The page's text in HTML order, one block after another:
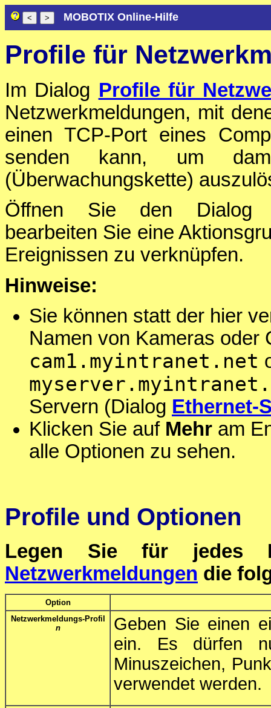
MOBOTIX Online-Hilfe
Profile für
Im Dialog Profile für
Netzwerkmeldungen, mit
einen TCP-Port eines
senden kann, um
(Überwachungskette)
Öffnen Sie den
bearbeiten Sie eine
Ereignissen zu verknüpfen.
Hinweise:
Sie können statt der hier
Namen von Kameras oder
cam1.myintranet.net
Servern (Dialog Ethernet-
Klicken Sie auf Mehr am
alle Optionen zu sehen.
Profile und Optionen
Legen Sie für
Netzwerkmeldungen die
Option
Netzwerkmeldungs-Profil
n
Geben Sie einen
ein. Es dürfen
Minuszeichen,
verwendet werden.